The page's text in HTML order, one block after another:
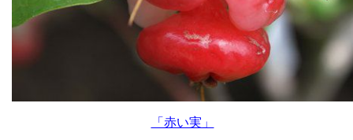
「赤い実」